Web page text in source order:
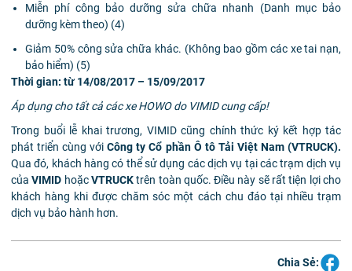
Miễn phí công bảo dưỡng sửa chữa nhanh (Danh mục bảo
dưỡng kèm theo) (4)
Giảm 50% công sửa chữa khác. (Không bao gồm các xe tai nạn,
bảo hiểm) (5)
Thời gian: từ 14/08/2017 – 15/09/2017
Áp dụng cho tất cả các xe HOWO do VIMID cung cấp!
Trong buổi lễ khai trương, VIMID cũng chính thức ký kết hợp tác
phát triển cùng vớiCông ty Cổ phần Ô tô Tải Việt Nam (VTRUCK).
Qua đó, khách hàng có thể sử dụng các dịch vụ tại các trạm dịch vụ
củaVIMID hoặcVTRUCKtrên toàn quốc. Điều này sẽ rất tiện lợi cho
khách hàng khi được chăm sóc một cách chu đáo tại nhiều trạm
dịch vụ bảo hành hơn.
Chia Sẻ: